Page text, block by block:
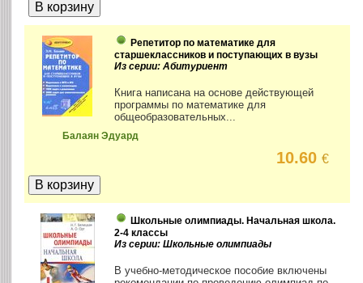
Репетитор по математике для
старшеклассников и поступающих в вузы
Из серии: Абитуриент
Книга написана на основе действующей
программы по математике для
общеобразовательных...
Балаян Эдуард
10.60€
Школьные олимпиады. Начальная школа.
2-4 классы
Из серии: Школьные олимпиады
В учебно-методическое пособие включены